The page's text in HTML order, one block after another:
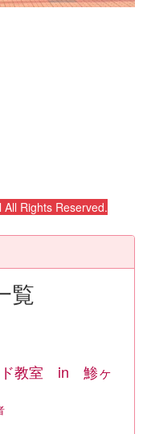
Rights Reserved.
覧
ド教室 in 鯵ヶ